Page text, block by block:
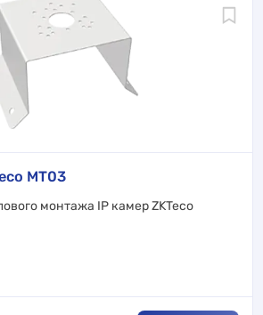
MT03
монтажа IP камер ZKTeco